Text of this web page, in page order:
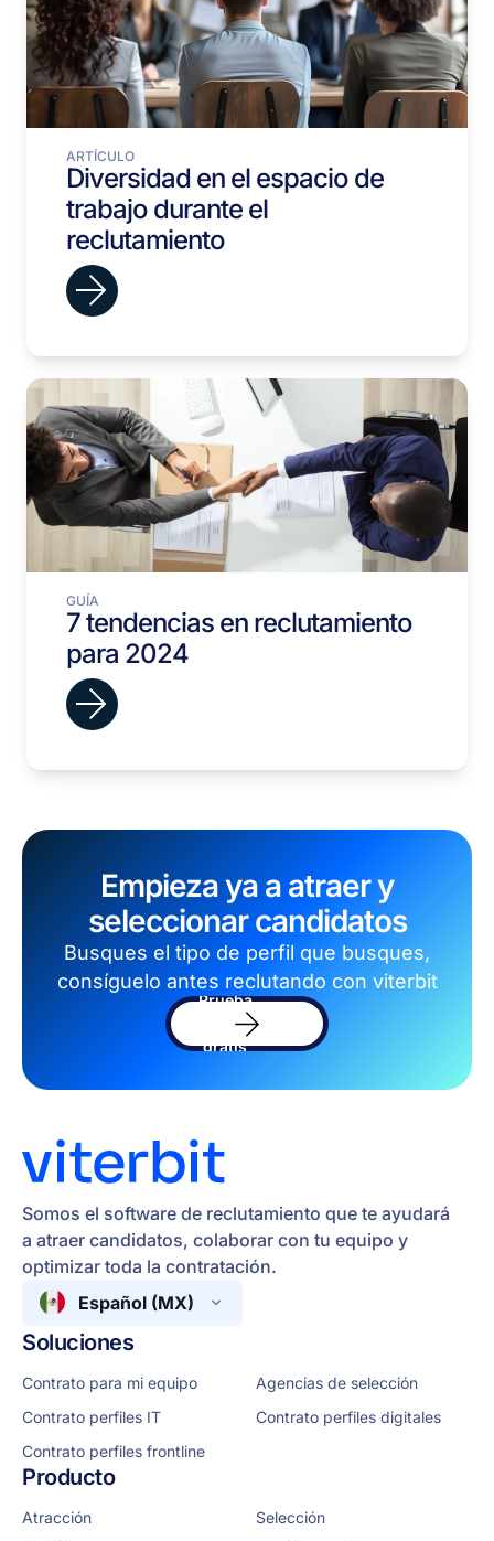
ARTÍCULO
Diversidad en el espacio de
trabajo durante el
reclutamiento
GUÍA
7 tendencias en reclutamiento
para 2024
Empieza ya a atraer y
seleccionar candidatos
Busques el tipo de perfil que busques,
consíguelo antes reclutando con viterbit
Prueba
software
gratis
Somos el software de reclutamiento que te ayudará
a atraer candidatos, colaborar con tu equipo y
optimizar toda la contratación.
Español (MX)
Soluciones
Contrato para mi equipo
Agencias de selección
Contrato perfiles IT
Contrato perfiles digitales
Contrato perfiles frontline
Producto
Atracción
Selección